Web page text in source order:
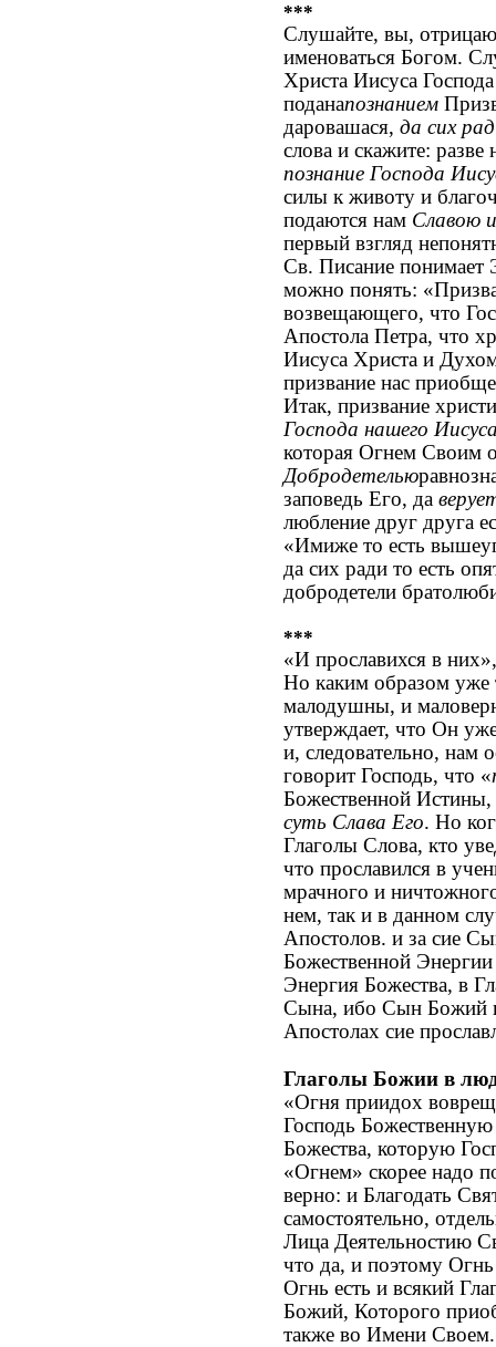
***
Слушайте, вы,
именоваться Богом.
Христа Ииcyca
поданапознанием
даровашася, да сих
слова и скажите:
познание Господа
силы к животу и
подаются нам Славою
первый взгляд
Св. Писание
можно понять:
возвещающего, что
Апостола Петра, что
Иисуса Христа и
призвание нас
Итак, призвание
Господа нашего
которая Огнем Своим
Добродетелью
заповедь Его, да
любление друг друга
«Имиже то есть
да сих ради то есть
добродетели
***
«И прославихся в
Но каким образом уже
малодушны, и
утверждает, что Он
и, следовательно, нам
говорит Господь, что «
Божественной Истины,
суть Слава Его. Но
Глаголы Слова, кто
что прославился в
мрачного и
нем, так и в данном
Апостолов. и за сие
Божественной
Энергия Божества, в
Сына, ибо Сын Божий
Апостолах сие
Глаголы Божии в
«Огня приидох
Господь Божественную
Божества, которую
«Огнем» скорее надо
верно: и Благодать
самостоятельно,
Лица Деятельностию
что да, и поэтому
Огнь есть и всякий
Божий, Которого
также во Имени Своем.